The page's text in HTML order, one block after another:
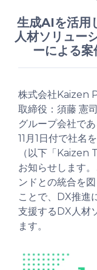
生成AIを活用
人材ソリュー
ーによる
株式会社Kaizen
取締役：須藤 憲
グループ会社で
11月1日付で社名
（以下「
お知らせします
ンドとの統合を
ことで、DX推進
支援するDX人材
ます。